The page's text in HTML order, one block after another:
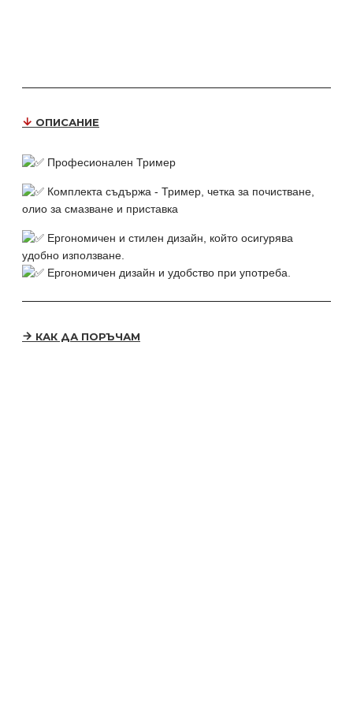
ОПИСАНИЕ
Професионален Тример
Комплекта съдържа - Тример, четка за почистване,
олио за смазване и приставка
Ергономичен и стилен дизайн, който осигурява
удобно използване.
Ергономичен дизайн и удобство при употреба.
КАК ДА ПОРЪЧАМ